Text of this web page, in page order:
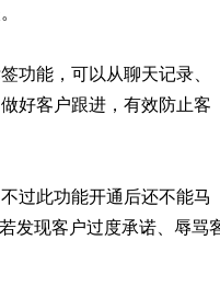
功能，可以从聊天记录、
好客户跟进，有效防止客
过此功能开通后还不能马
发现客户过度承诺、辱骂